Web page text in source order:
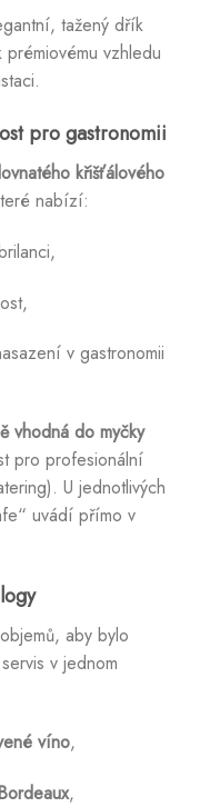
tažený dřík
vzhledu
pro gastronomii
křišťálového
nabízí:
v gastronomii
vhodná do myčky
pro profesionální
U jednotlivých
uvádí přímo v
aby bylo
v jednom
víno,
,